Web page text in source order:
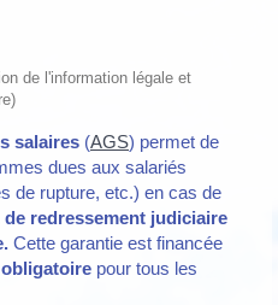
de l'information légale et
salaires (AGS) permet de
dues aux salariés
de rupture, etc.) en cas de
redressement judiciaire
Cette garantie est financée
obligatoire pour tous les